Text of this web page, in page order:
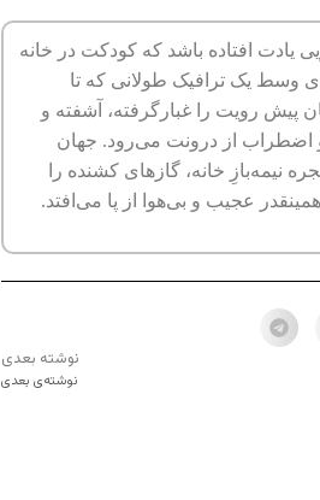
افتاده باشد که کودکت در خانه
وسط یک ترافیک طولانی که تا
پیش رویت را غبارگرفته، آشفته و
و اضطراب از درونت می‌رود. جهان
نیمه‌بازِ خانه، گازهای کشنده را
عجیب و بی‌هوا از پا می‌افتد.
نوشته بعدی
نوشته‌ی بعدی